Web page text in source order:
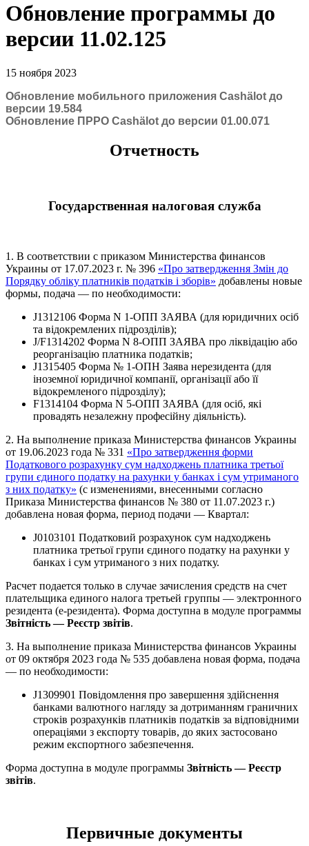
Обновление программы до
версии 11.02.125
15 ноября 2023
Обновление мобильного приложения Cashӓlot до
версии 19.584
Обновление ПРРО Cashӓlot до версии 01.00.071
Отчетность
Государственная налоговая служба
1. В соответствии с приказом Министерства финансов
Украины от 17.07.2023 г. № 396 «Про затвердження Змін до
Порядку обліку платників податків і зборів» добавлены новые
формы, подача — по необходимости:
J1312106 Форма N 1-ОПП ЗАЯВА (для юридичних осіб
та відокремлених підрозділів);
J/F1314202 Форма N 8-ОПП ЗАЯВА про ліквідацію або
реорганізацію платника податків;
J1315405 Форма № 1-ОПН Заява нерезидента (для
іноземної юридичної компанії, організації або її
відокремленого підрозділу);
F1314104 Форма N 5-ОПП ЗАЯВА (для осіб, які
провадять незалежну професійну діяльність).
2. На выполнение приказа Министерства финансов Украины
от 19.06.2023 года № 331 «Про затвердження форми
Податкового розрахунку сум надходжень платника третьої
групи єдиного податку на рахунки у банках і сум утриманого
з них податку» (с изменениями, внесенными согласно
Приказа Министерства финансов № 380 от 11.07.2023 г.)
добавлена новая форма, период подачи — Квартал:
J0103101 Податковий розрахунок сум надходжень
платника третьої групи єдиного податку на рахунки у
банках і сум утриманого з них податку.
Расчет подается только в случае зачисления средств на счет
плательщика единого налога третьей группы — электронного
резидента (е-резидента). Форма доступна в модуле программы
Звітність — Реєстр звітів.
3. На выполнение приказа Министерства финансов Украины
от 09 октября 2023 года № 535 добавлена новая форма, подача
— по необходимости:
J1309901 Повідомлення про завершення здійснення
банками валютного нагляду за дотриманням граничних
строків розрахунків платників податків за відповідними
операціями з експорту товарів, до яких застосовано
режим експортного забезпечення.
Форма доступна в модуле программы Звітність — Реєстр
звітів.
Первичные документы